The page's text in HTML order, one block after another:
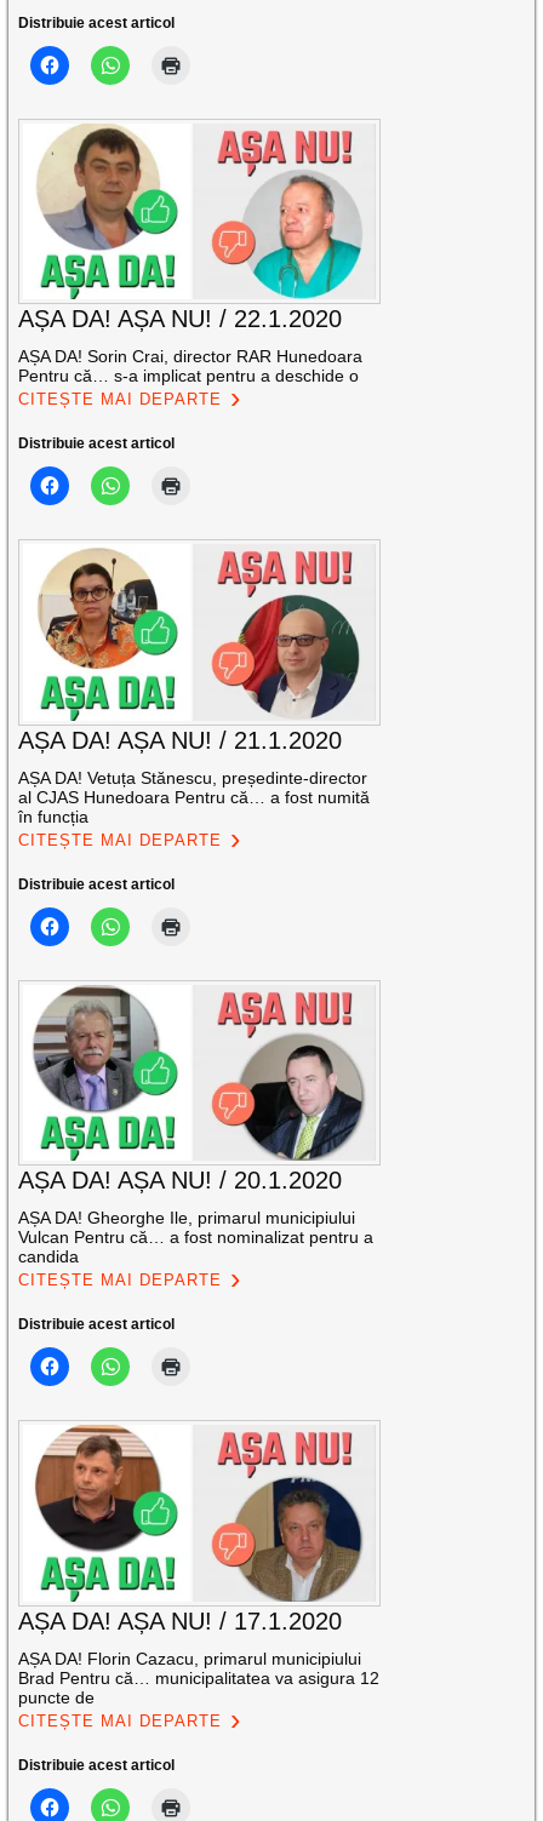
Distribuie acest articol
AȘA DA! AȘA NU! / 22.1.2020
AȘA DA! Sorin Crai, director RAR Hunedoara
Pentru că… s-a implicat pentru a deschide o
CITEȘTE MAI DEPARTE
Distribuie acest articol
AȘA DA! AȘA NU! / 21.1.2020
AȘA DA! Vetuța Stănescu, președinte-director
al CJAS Hunedoara Pentru că… a fost numită
în funcția
CITEȘTE MAI DEPARTE
Distribuie acest articol
AȘA DA! AȘA NU! / 20.1.2020
AȘA DA! Gheorghe Ile, primarul municipiului
Vulcan Pentru că… a fost nominalizat pentru a
candida
CITEȘTE MAI DEPARTE
Distribuie acest articol
AȘA DA! AȘA NU! / 17.1.2020
AȘA DA! Florin Cazacu, primarul municipiului
Brad Pentru că… municipalitatea va asigura 12
puncte de
CITEȘTE MAI DEPARTE
Distribuie acest articol